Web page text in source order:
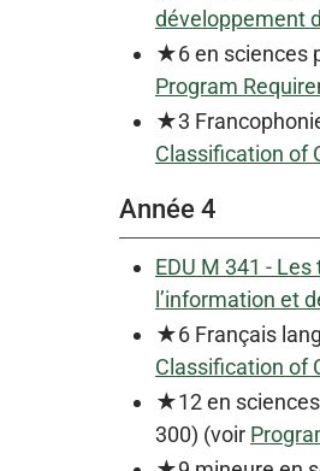
développement
★6 en sciences
Program
★3
Classification of
Année 4
EDU M 341 -
l’information et
★6 Français
Classification of
★12 en
300) (voir